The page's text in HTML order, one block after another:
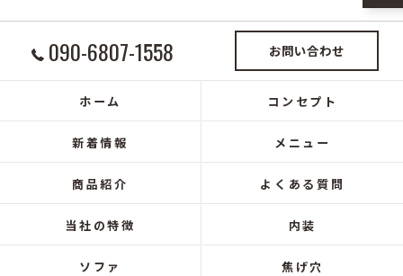
090-6807-1558 お問い合わせ
ホーム コンセプト
新着情報 メニュー
商品紹介 よくある質問
当社の特徴 内装
ソファ 焦げ穴